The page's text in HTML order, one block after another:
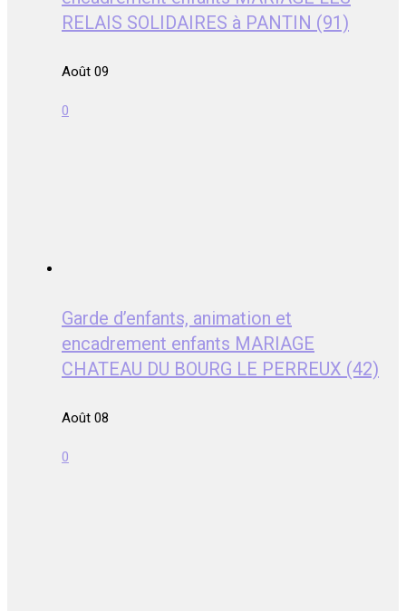
RELAIS SOLIDAIRES à PANTIN (91)
Août 09
0
Garde d’enfants, animation et
encadrement enfants MARIAGE
CHATEAU DU BOURG LE PERREUX (42)
Août 08
0